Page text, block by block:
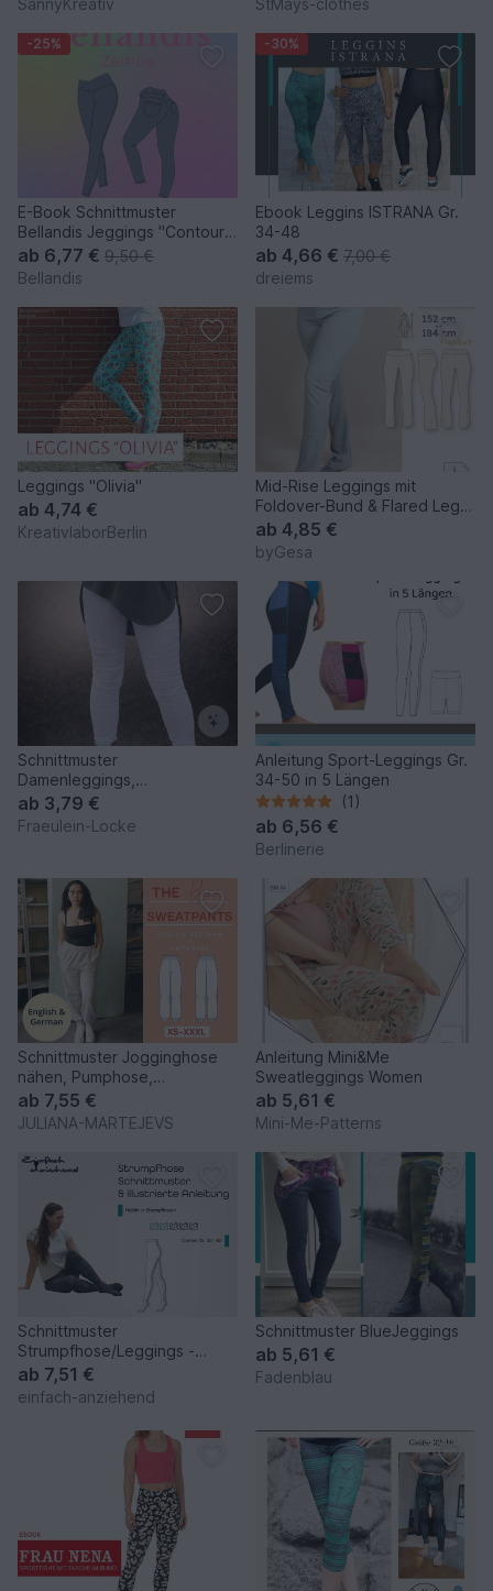
SannyKreativ StMays-clothes
-25%
E-Book Schnittmuster
Bellandis Jeggings "Contour"
mit deutscher Anleitung
ab 6,77 € 9,50 €
Bellandis
-30%
Ebook Leggins ISTRANA Gr.
34-48
ab 4,66 € 7,00 €
dreiems
Leggings "Olivia"
ab 4,74 €
KreativlaborBerlin
Mid-Rise Leggings mit
Foldover-Bund & Flared Leg –
Damen Gr. 30–48
ab 4,85 €
byGesa
Schnittmuster
Damenleggings,
verschiedene Varianten,
Leggings Schnittmuster
ab 3,79 €
Fraeulein-Locke
Anleitung Sport-Leggings Gr.
34-50 in 5 Längen
(1)
ab 6,56 €
Berlinerie
Schnittmuster Jogginghose
nähen, Pumphose,
Loungewear, Hose mit
Gummibund
ab 7,55 €
JULIANA-MARTEJEVS
Anleitung Mini&Me
Sweatleggings Women
ab 5,61 €
Mini-Me-Patterns
Schnittmuster
Strumpfhose/Leggings -
Heldin in Strumpfhosen Gr. 32
- 62
ab 7,51 €
einfach-anziehend
Schnittmuster BlueJeggings
ab 5,61 €
Fadenblau